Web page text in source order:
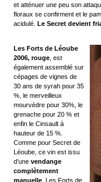
et atténuer une peu son
floraux se confirment et le
acidulé. Le Secret devient
Les Forts de Léoube
2006, rouge, est
également assemblé sur
cépages de vignes de
30 ans de syrah pour 35
%, le merveilleux
mourvèdre pour 30%, le
grenache pour 20 % et
enfin le Cinsault à
hauteur de 15 %.
Comme pour Secret de
Léoube, ce vin est issu
d’une vendange
complètement
manuelle. Les Forts de